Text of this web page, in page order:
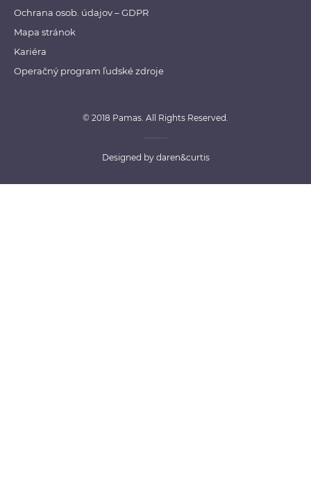
Ochrana osob. údajov – GDPR
Mapa stránok
Kariéra
Operačný program ľudské zdroje
© 2018 Pamas. All Rights Reserved.
Designed by daren&curtis